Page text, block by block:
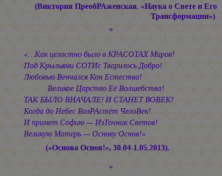
(Виктория ПреобРАженская. «Наука о Свете и Его
Трансформации»).
*
«…Как целостно было в КРАСОТАХ Миров!
Под Крыльями СОТИс Тварилось Добро!
Любовью Венчался Кон Естества!
Великое Царство Её Волшебства!
ТАК БЫЛО ВНАЧАЛЕ! И СТАНЕТ ВОВЕК!
Когда до Небес ВозРАстёт ЧелоВек!
И примет Софию — ИзТочник Светов!
Великую Матерь — Основу Основ!»
(«Основа Основ!», 30.04-1.05.2013).
*